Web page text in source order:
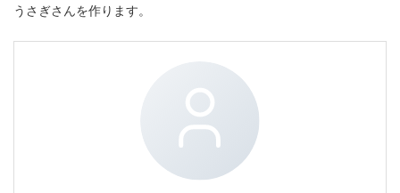
うさぎさんを作ります。